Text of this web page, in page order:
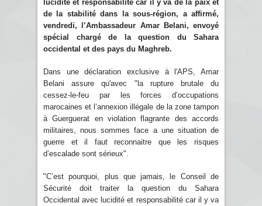
lucidité et responsabilité car il y va de la paix et
de la stabilité dans la sous-région, a affirmé,
vendredi, l’Ambassadeur Amar Belani, envoyé
spécial chargé de la question du Sahara
occidental et des pays du Maghreb.
Dans une déclaration exclusive à l'APS, Amar
Belani assure qu'avec "la rupture brutale du
cessez-le-feu par les forces d’occupations
marocaines et l’annexion illégale de la zone tampon
à Guerguerat en violation flagrante des accords
militaires, nous sommes face a une situation de
guerre et il faut reconnaitre que les risques
d’escalade sont sérieux".
"C’est pourquoi, plus que jamais, le Conseil de
Sécurité doit traiter la question du Sahara
Occidental avec lucidité et responsabilité car il y va